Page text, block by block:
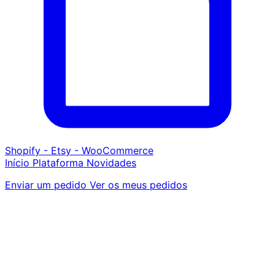
Shopify - Etsy - WooCommerce
Início Plataforma Novidades
Enviar um pedido Ver os meus pedidos